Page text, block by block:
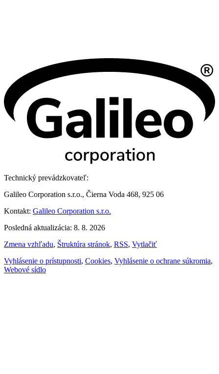
Technický prevádzkovateľ:
Galileo Corporation s.r.o., Čierna Voda 468, 925 06
Kontakt: Galileo Corporation s.r.o.
Posledná aktualizácia: 8. 8. 2026
Zmena vzhľadu, Štruktúra stránok, RSS, Vytlačiť
Vyhlásenie o prístupnosti, Cookies, Vyhlásenie o ochrane súkromia,
Webové sídlo